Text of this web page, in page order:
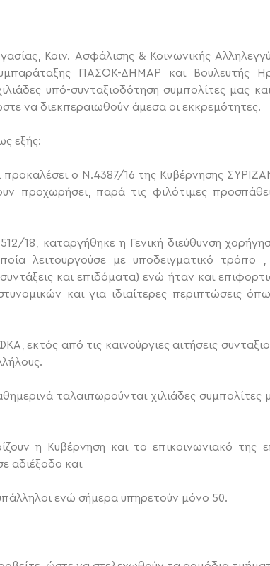
Κοιν. Ασφάλισης & Κοινωνικής
ΠΑΣΟΚ-ΔΗΜΑΡ και Βουλευτής
υπό-συνταξιοδότηση συμπολίτες μας
να διεκπεραιωθούν άμεσα οι εκκρεμότητες.
εξής:
προκαλέσει ο Ν.4387/16 της Κυβέρνησης
προχωρήσει, παρά τις φιλότιμες
18, καταργήθηκε η Γενική διεύθυνση
λειτουργούσε με υποδειγματικό
και επιδόματα) ενώ ήταν και
και για ιδιαίτερες περιπτώσεις
εκτός από τις καινούργιες αιτήσεις
ταλαιπωρούνται χιλιάδες
η Κυβέρνηση και το επικοινωνιακό της
αδιέξοδο και
ενώ σήμερα υπηρετούν μόνο 50.